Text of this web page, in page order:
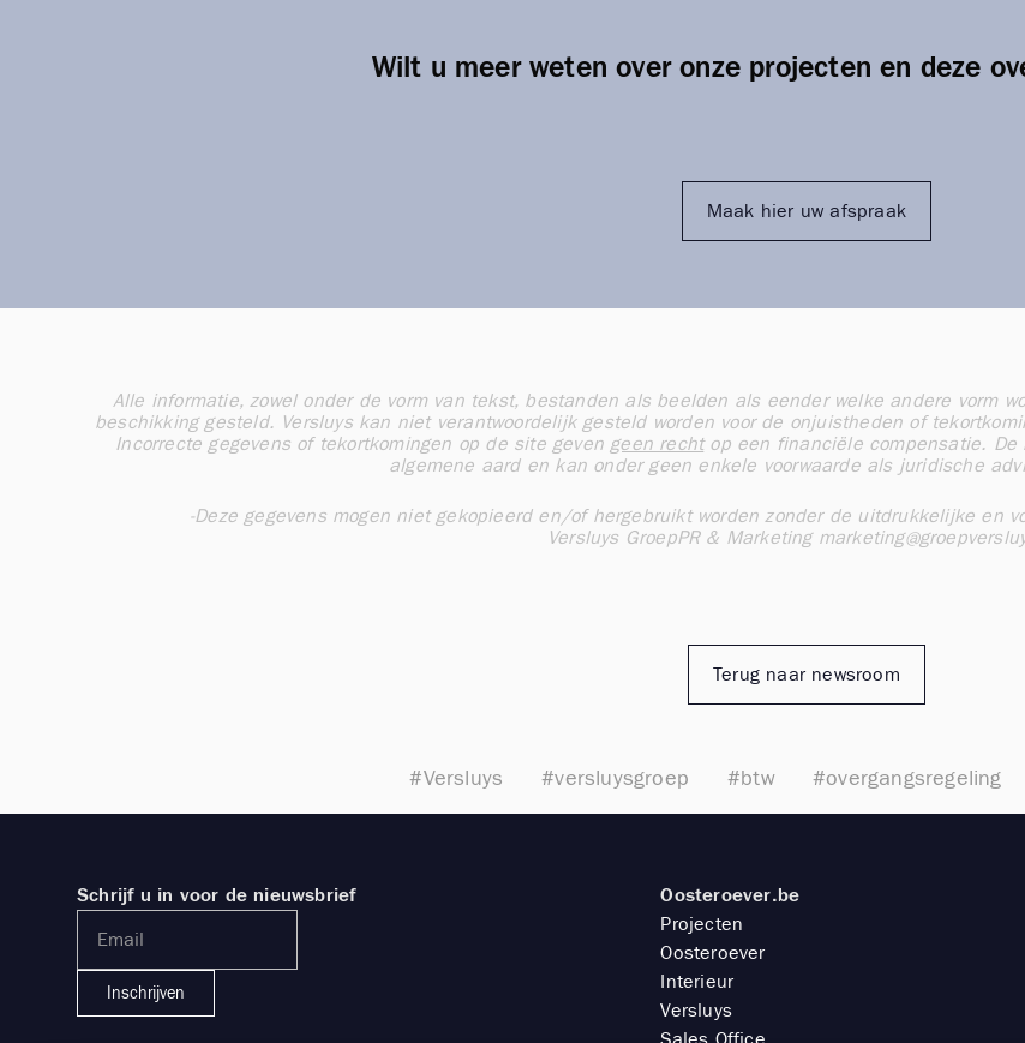
Wilt u meer weten over onze projecten en deze
Maak hier uw afspraak
Alle informatie, zowel onder de vorm van tekst, bestanden als beelden als eender welke andere vorm
beschikking gesteld. Versluys kan niet verantwoordelijk gesteld worden voor de onjuistheden of
Incorrecte gegevens of tekortkomingen op de site geven geen rechtop een financiële compensatie. De
algemene aard en kan onder geen enkele voorwaarde als juridische
-Deze gegevens mogen niet gekopieerd en/of hergebruikt worden zonder de uitdrukkelijke en
Versluys GroepPR & Marketing
Terug naar newsroom
#Versluys #versluysgroep #btw #overgangsregeling
Schrijf u in voor de nieuwsbrief
Inschrijven
Oosteroever.be
Projecten
Oosteroever
Interieur
Versluys